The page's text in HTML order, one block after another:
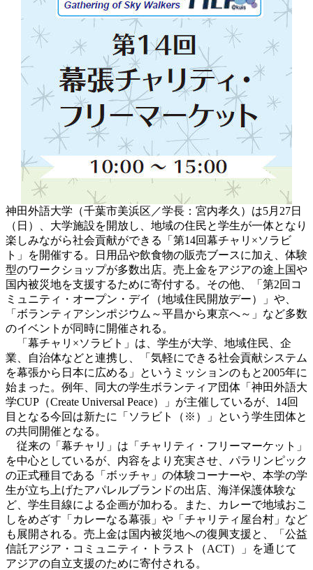
神田外語大学（千葉市美浜区／学長：宮内孝久）は5月27日
（日）、大学施設を開放し、地域の住民と学生が一体となり
楽しみながら社会貢献ができる「第14回幕チャリ×ソラビ
ト」を開催する。日用品や飲食物の販売ブースに加え、体験
型のワークショップが多数出店。売上金をアジアの途上国や
国内被災地を支援するために寄付する。その他、「第2回コ
ミュニティ・オープン・デイ（地域住民開放デー）」や、
「ボランティアシンポジウム～平昌から東京へ～」など多数
のイベントが同時に開催される。
「幕チャリ×ソラビト」は、学生が大学、地域住民、企
業、自治体などと連携し、「気軽にできる社会貢献システム
を幕張から日本に広める」というミッションのもと2005年に
始まった。例年、同大の学生ボランティア団体「神田外語大
学CUP（Create Universal Peace）」が主催しているが、14回
目となる今回は新たに「ソラビト（※）」という学生団体と
の共同開催となる。
従来の「幕チャリ」は「チャリティ・フリーマーケット」
を中心としているが、内容をより充実させ、パラリンピック
の正式種目である「ボッチャ」の体験コーナーや、本学の学
生が立ち上げたアパレルブランドの出店、海洋保護体験な
ど、学生目線による企画が加わる。また、カレーで地域おこ
しをめざす「カレーなる幕張」や「チャリティ屋台村」など
も展開される。売上金は国内被災地への復興支援と、「公益
信託アジア・コミュニティ・トラスト（ACT）」を通じて
アジアの自立支援のために寄付される。